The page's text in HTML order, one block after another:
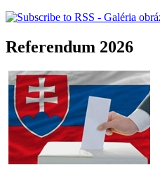
Referendum 2026